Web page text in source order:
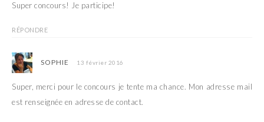
Super concours! Je participe!
RÉPONDRE
SOPHIE 13 février 2016
Super, merci pour le concours je tente ma chance. Mon adresse mail
est renseignée en adresse de contact.